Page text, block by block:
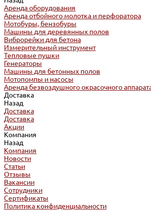
Аренда оборудования
Аренда отбойного молотка и перфоратора
Мотобуры, бензобуры
Машины для деревянных полов
Виброрейки для бетона
Измерительный инструмент
Тепловые пушки
Генераторы
Машины для бетонных полов
Мотопомпы и насосы
Аренда безвоздушного окрасочного
Доставка
Назад
Доставка
Доставка
Акции
Компания
Назад
Компания
Новости
Статьи
Отзывы
Вакансии
Сотрудники
Сертификаты
Политика конфиденциальности